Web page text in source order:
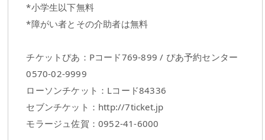
*小学生以下無料
*障がい者とその介助者は無料
チケットぴあ：Pコード769-899 / ぴあ予約センター
0570-02-9999
ローソンチケット：Lコード84336
セブンチケット：http://7ticket.jp
モラージュ佐賀：0952-41-6000